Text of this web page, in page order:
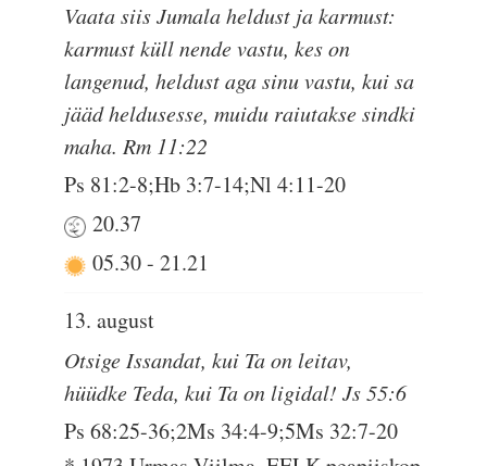
Vaata siis Jumala heldust ja karmust:
karmust küll nende vastu, kes on
langenud, heldust aga sinu vastu, kui sa
jääd heldusesse, muidu raiutakse sindki
maha. Rm 11:22
Ps 81:2-8;Hb 3:7-14;Nl 4:11-20
20.37
05.30-21.21
13. august
Otsige Issandat, kui Ta on leitav,
hüüdke Teda, kui Ta on ligidal! Js 55:6
Ps 68:25-36;2Ms 34:4-9;5Ms 32:7-20